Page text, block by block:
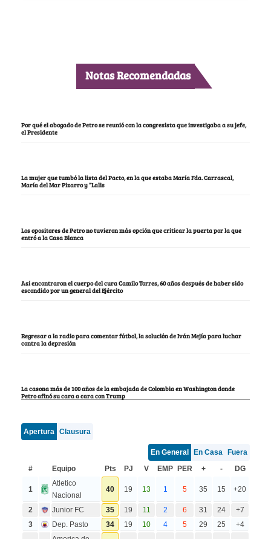
Notas Recomendadas
Por qué el abogado de Petro se reunió con la congresista que investigaba a su jefe,
el Presidente
La mujer que tumbó la lista del Pacto, en la que estaba María Fda. Carrascal,
María del Mar Pizarro y “Lalis
Los opositores de Petro no tuvieron más opción que criticar la puerta por la que
entró a la Casa Blanca
Así encontraron el cuerpo del cura Camilo Torres, 60 años después de haber sido
escondido por un general del Ejército
Regresar a la radio para comentar fútbol, la solución de Iván Mejía para luchar
contra la depresión
La casona más de 100 años de la embajada de Colombia en Washington donde
Petro afinó su cara a cara con Trump
Apertura Clausura
En General En Casa
Fuera
#
Equipo Pts PJ V EMP PER + - DG
1
Atletico
Nacional
40 19 13 1 5 35 15 +20
2 Junior FC 35 19 11 2 6 31 24
+7
3
Dep. Pasto 34 19 10 4 5 29 25 +4